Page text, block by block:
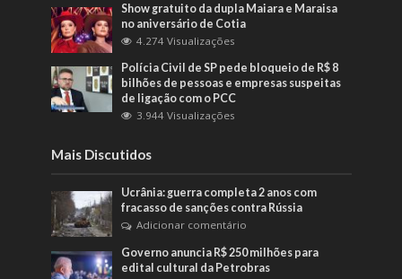
Show gratuito da dupla Maiara e Maraisa
no aniversário de Cotia
4.274 Visualizações
Polícia Civil de SP pede bloqueio de R$ 8
bilhões de pessoas e empresas suspeitas
de ligação com o PCC
3.944 Visualizações
Mais Discutidos
Ucrânia: guerra completa 2 anos com
fracasso de sanções contra Rússia
Adicionar comentário
Governo anuncia R$ 250 milhões para
edital cultural da Petrobras